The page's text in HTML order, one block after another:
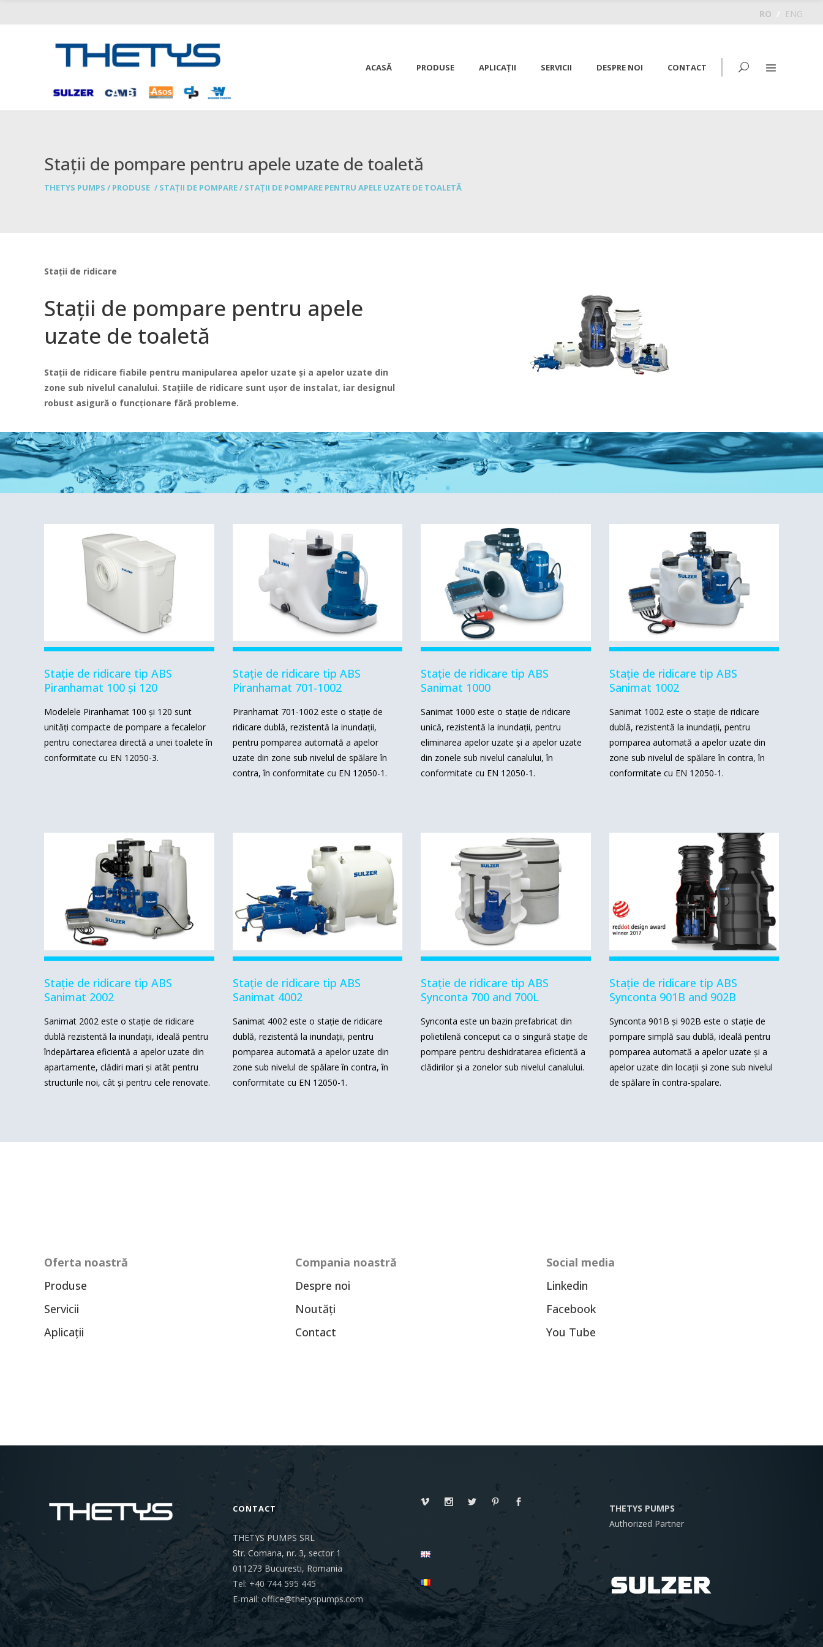
RO ENG
ACASĂ PRODUSE APLICAȚII SERVICII DESPRE NOI CONTACT
Stații de pompare pentru apele uzate de toaletă
THETYS PUMPS / PRODUSE / STAȚII DE POMPARE/ STAȚII DE POMPARE PENTRU APELE UZATE DE TOALETĂ
Stații de ridicare
Stații de pompare pentru apele
uzate de toaletă
Stații de ridicare fiabile pentru manipularea apelor uzate și a apelor uzate din
zone sub nivelul canalului. Stațiile de ridicare sunt ușor de instalat, iar designul
robust asigură o funcționare fără probleme.
Stație de ridicare tip ABS
Piranhamat 100 și 120
Modelele Piranhamat 100 și 120 sunt
unități compacte de pompare a fecalelor
pentru conectarea directă a unei toalete în
conformitate cu EN 12050-3.
Stație de ridicare tip ABS
Piranhamat 701-1002
Piranhamat 701-1002 este o stație de
ridicare dublă, rezistentă la inundații,
pentru pomparea automată a apelor
uzate din zone sub nivelul de spălare în
contra, în conformitate cu EN 12050-1.
Stație de ridicare tip ABS
Sanimat 1000
Sanimat 1000 este o stație de ridicare
unică, rezistentă la inundații, pentru
eliminarea apelor uzate și a apelor uzate
din zonele sub nivelul canalului, în
conformitate cu EN 12050-1.
Stație de ridicare tip ABS
Sanimat 1002
Sanimat 1002 este o stație de ridicare
dublă, rezistentă la inundații, pentru
pomparea automată a apelor uzate din
zone sub nivelul de spălare în contra, în
conformitate cu EN 12050-1.
Stație de ridicare tip ABS
Sanimat 2002
Sanimat 2002 este o stație de ridicare
dublă rezistentă la inundații, ideală pentru
îndepărtarea eficientă a apelor uzate din
apartamente, clădiri mari și atât pentru
structurile noi, cât și pentru cele renovate.
Stație de ridicare tip ABS
Sanimat 4002
Sanimat 4002 este o stație de ridicare
dublă, rezistentă la inundații, pentru
pomparea automată a apelor uzate din
zone sub nivelul de spălare în contra, în
conformitate cu EN 12050-1.
Stație de ridicare tip ABS
Synconta 700 and 700L
Synconta este un bazin prefabricat din
polietilenă conceput ca o singură stație de
pompare pentru deshidratarea eficientă a
clădirilor și a zonelor sub nivelul canalului.
Stație de ridicare tip ABS
Synconta 901B and 902B
Synconta 901B și 902B este o stație de
pompare simplă sau dublă, ideală pentru
pomparea automată a apelor uzate și a
apelor uzate din locații și zone sub nivelul
de spălare în contra-spalare.
Oferta noastră
Produse
Servicii
Aplicații
Compania noastră
Despre noi
Noutăți
Contact
Social media
Linkedin
Facebook
You Tube
CONTACT
THETYS PUMPS SRL
Str. Comana, nr. 3, sector 1
011273Bucuresti, Romania
Tel: +40 744 595 445
E-mail: office@thetyspumps.com
THETYS PUMPS
Authorized Partner